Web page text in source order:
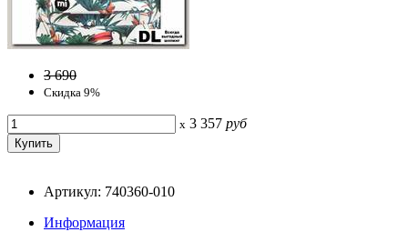
3 690
Скидка 9%
x 3 357 руб
Артикул: 740360-010
Информация